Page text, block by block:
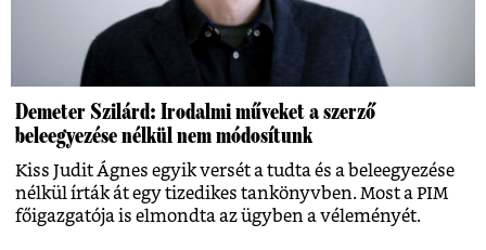
Demeter Szilárd: Irodalmi műveket a szerző
beleegyezése nélkül nem módosítunk
Kiss Judit Ágnes egyik versét a tudta és a beleegyezése
nélkül írták át egy tizedikes tankönyvben. Most a PIM
főigazgatója is elmondta az ügyben a véleményét.